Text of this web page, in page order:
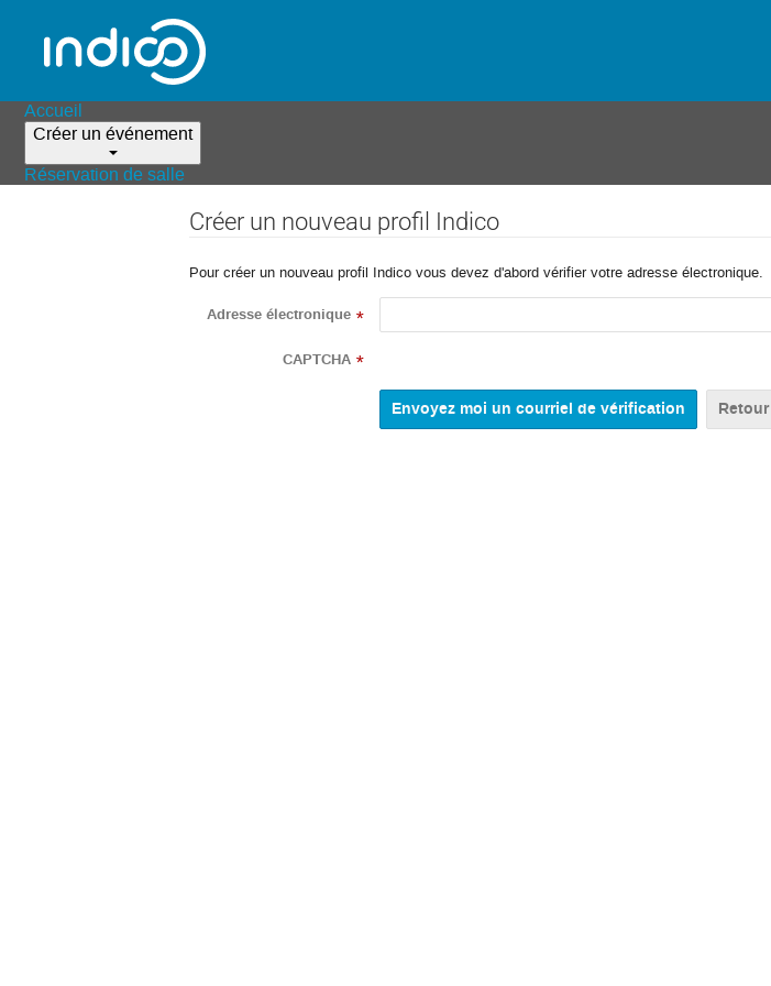
Accueil
Créer un événement
Réservation de salle
Créer un nouveau profil Indico
Pour créer un nouveau profil Indico vous devez d'abord vérifier votre adresse électronique.
Adresse électronique *
CAPTCHA *
Retour